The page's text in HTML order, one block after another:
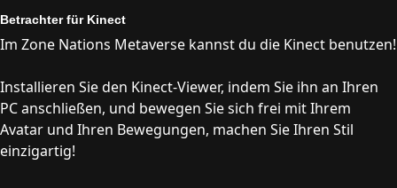
Betrachter für Kinect
Im Zone Nations Metaverse kannst du die Kinect benutzen!
Installieren Sie den Kinect-Viewer, indem Sie ihn an Ihren
PC anschließen, und bewegen Sie sich frei mit Ihrem
Avatar und Ihren Bewegungen, machen Sie Ihren Stil
einzigartig!